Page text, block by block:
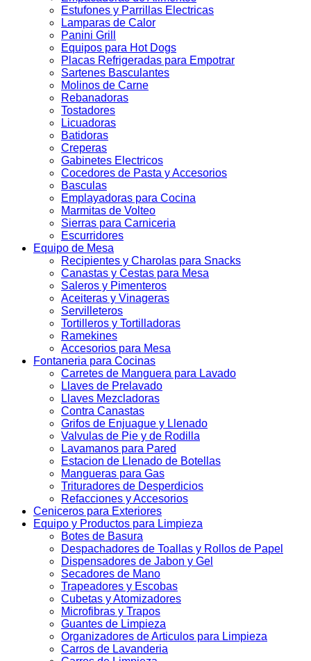
Estufones y Parrillas Electricas
Lamparas de Calor
Panini Grill
Equipos para Hot Dogs
Placas Refrigeradas para Empotrar
Sartenes Basculantes
Molinos de Carne
Rebanadoras
Tostadores
Licuadoras
Batidoras
Creperas
Gabinetes Electricos
Cocedores de Pasta y Accesorios
Basculas
Emplayadoras para Cocina
Marmitas de Volteo
Sierras para Carniceria
Escurridores
Equipo de Mesa
Recipientes y Charolas para Snacks
Canastas y Cestas para Mesa
Saleros y Pimenteros
Aceiteras y Vinageras
Servilleteros
Tortilleros y Tortilladoras
Ramekines
Accesorios para Mesa
Fontaneria para Cocinas
Carretes de Manguera para Lavado
Llaves de Prelavado
Llaves Mezcladoras
Contra Canastas
Grifos de Enjuague y Llenado
Valvulas de Pie y de Rodilla
Lavamanos para Pared
Estacion de Llenado de Botellas
Mangueras para Gas
Trituradores de Desperdicios
Refacciones y Accesorios
Ceniceros para Exteriores
Equipo y Productos para Limpieza
Botes de Basura
Despachadores de Toallas y Rollos de Papel
Dispensadores de Jabon y Gel
Secadores de Mano
Trapeadores y Escobas
Cubetas y Atomizadores
Microfibras y Trapos
Guantes de Limpieza
Organizadores de Articulos para Limpieza
Carros de Lavanderia